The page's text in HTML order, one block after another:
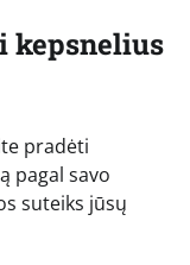
kepsnelius
pradėti
pagal savo
suteiks jūsų